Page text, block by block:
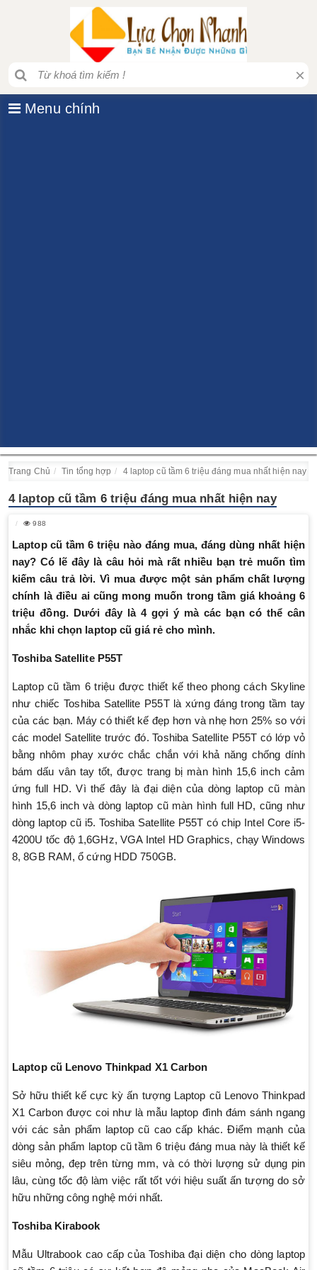
×
Menu chính
Trang Chủ Tin tổng hợp 4 laptop cũ tầm 6 triệu đáng mua nhất hiện nay
4 laptop cũ tầm 6 triệu đáng mua nhất hiện nay
988
Laptop cũ tầm 6 triệu nào đáng mua, đáng dùng nhất hiện
nay? Có lẽ đây là câu hỏi mà rất nhiều bạn trẻ muốn tìm
kiếm câu trả lời. Vì mua được một sản phẩm chất lượng
chính là điều ai cũng mong muốn trong tầm giá khoảng 6
triệu đồng. Dưới đây là 4 gợi ý mà các bạn có thể cân
nhắc khi chọn laptop cũ giá rẻ cho mình.
Toshiba Satellite P55T
Laptop cũ tầm 6 triệu được thiết kế theo phong cách Skyline
như chiếc Toshiba Satellite P55T là xứng đáng trong tầm tay
của các bạn. Máy có thiết kế đẹp hơn và nhẹ hơn 25% so với
các model Satellite trước đó. Toshiba Satellite P55T có lớp vỏ
bằng nhôm phay xước chắc chắn với khả năng chống dính
bám dấu vân tay tốt, được trang bị màn hình 15,6 inch cảm
ứng full HD. Vì thế đây là đại diện của dòng laptop cũ màn
hình 15,6 inch và dòng laptop cũ màn hình full HD, cũng như
dòng laptop cũ i5. Toshiba Satellite P55T có chip Intel Core i5-
4200U tốc độ 1,6GHz, VGA Intel HD Graphics, chạy Windows
8, 8GB RAM, ổ cứng HDD 750GB.
Laptop cũ Lenovo Thinkpad X1 Carbon
Sở hữu thiết kế cực kỳ ấn tượng Laptop cũ Lenovo Thinkpad
X1 Carbon được coi như là mẫu laptop đình đám sánh ngang
với các sản phẩm laptop cũ cao cấp khác. Điểm mạnh của
dòng sản phẩm laptop cũ tầm 6 triệu đáng mua này là thiết kế
siêu mỏng, đẹp trên từng mm, và có thời lượng sử dụng pin
lâu, cùng tốc độ làm việc rất tốt với hiệu suất ấn tượng do sở
hữu những công nghệ mới nhất.
Toshiba Kirabook
Mẫu Ultrabook cao cấp của Toshiba đại diện cho dòng laptop